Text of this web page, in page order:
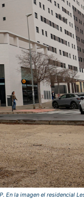
En la imagen el residencial